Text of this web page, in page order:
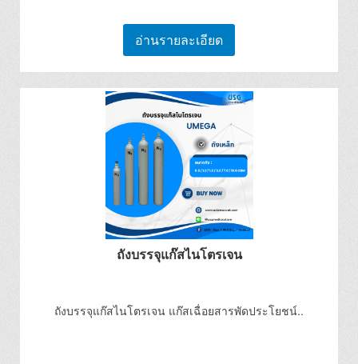
อ่านรายละเอียด
ถังบรรจุแก๊สไนโตรเจน
ถังบรรจุแก๊สไนโตรเจน แก๊สเฉื่อยสารพัดประโยชน์..